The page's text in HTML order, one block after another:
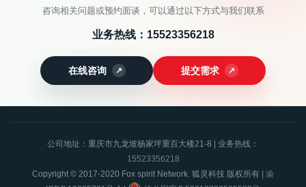
咨询相关问题或预约面谈，可以通过以下方式与我们联系
业务热线： 15523356218
在线咨询 提交需求
公司地址：重庆市九龙坡杨家坪重百大楼21-8 | 业务热线：
15523356218
Copyright © 2017-2020 Fox spirit Network. 狐灵科技 版权所有 | 渝